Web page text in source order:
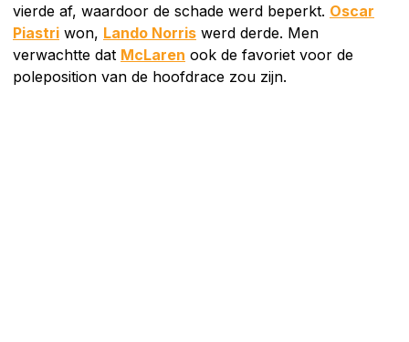
vierde af, waardoor de schade werd beperkt. Oscar
Piastri won, Lando Norris werd derde. Men
verwachtte dat McLaren ook de favoriet voor de
poleposition van de hoofdrace zou zijn.